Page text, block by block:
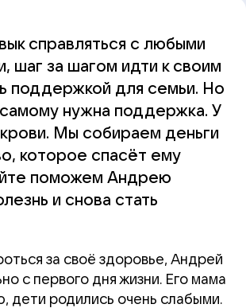
справляться с любыми
шаг за шагом идти к своим
поддержкой для семьи. Но
нужна поддержка. У
Мы собираем деньги
которое спасёт ему
поможем Андрею
и снова стать
за своё здоровье, Андрей
с первого дня жизни. Его мама
дети родились очень слабыми.